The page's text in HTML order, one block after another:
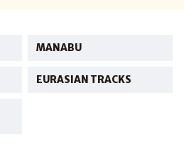
MANABU
EURASIAN TRACKS